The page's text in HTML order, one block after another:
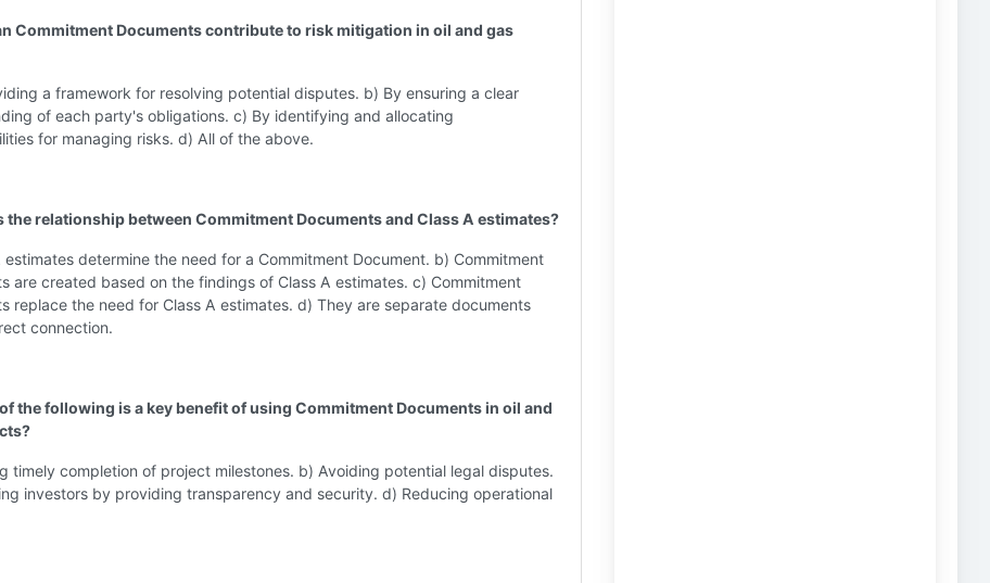
Commitment Documents contribute to risk mitigation in oil and gas
a framework for resolving potential disputes. b) By ensuring a clear
of each party's obligations. c) By identifying and allocating
for managing risks. d) All of the above.
the relationship between Commitment Documents and Class A estimates?
estimates determine the need for a Commitment Document. b) Commitment
are created based on the findings of Class A estimates. c) Commitment
replace the need for Class A estimates. d) They are separate documents
connection.
the following is a key benefit of using Commitment Documents in oil and
timely completion of project milestones. b) Avoiding potential legal disputes.
investors by providing transparency and security. d) Reducing operational